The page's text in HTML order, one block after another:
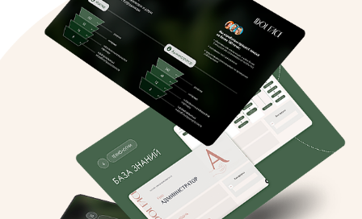
Выручка: 2 708 000 ₽
Чистая прибыль: 904 000 ₽
Февраль
Выручка: 1 341 000 ₽
Чистая прибыль: 140 000 ₽
Чистая прибыль: 573 000 ₽